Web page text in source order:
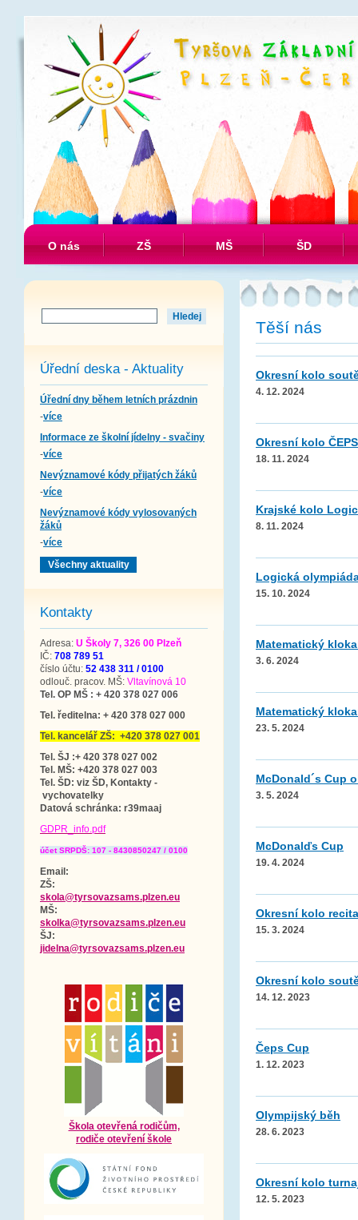
O nás ZŠ MŠ ŠD
Úřední deska - Aktuality
Úřední dny během letních prázdnin
-více
Informace ze školní jídelny - svačiny
-více
Nevýznamové kódy přijatých žáků
-více
Nevýznamové kódy vylosovaných
žáků
-více
Všechny aktuality
Kontakty
Adresa: U Školy 7, 326 00 Plzeň
IČ: 708 789 51
číslo účtu: 52 438 311 / 0100
odlouč. pracov. MŠ: Vltavínová 10
Tel. OP MŠ : + 420 378 027 006
Tel. ředitelna: + 420 378 027 000
Tel. kancelář ZŠ: +420 378 027 001
Tel. ŠJ :+ 420 378 027 002
Tel. MŠ: +420 378 027 003
Tel. ŠD: viz ŠD, Kontakty -
vychovatelky
Datová schránka: r39maaj
GDPR_info.pdf
účet SRPDŠ: 107 - 8430850247 / 0100
Email:
ZŠ:
skola@tyrsovazsams.plzen.eu
MŠ:
skolka@tyrsovazsams.plzen.eu
ŠJ:
jidelna@tyrsovazsams.plzen.eu
Škola otevřená rodičům,
rodiče otevření škole
Těší nás
Okresní kolo
4. 12. 2024
Okresní kolo
18. 11. 2024
Krajské kolo
8. 11. 2024
Logická
15. 10. 2024
Matematický
3. 6. 2024
Matematický
23. 5. 2024
McDonald´s Cup
3. 5. 2024
McDonalďs Cup
19. 4. 2024
Okresní kolo
15. 3. 2024
Okresní kolo
14. 12. 2023
Čeps Cup
1. 12. 2023
Olympijský běh
28. 6. 2023
Okresní kolo
12. 5. 2023